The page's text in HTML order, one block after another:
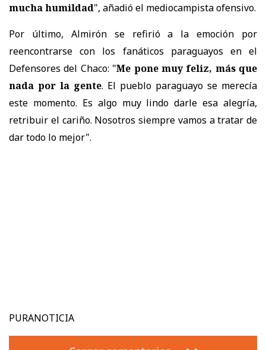
mucha humildad", añadió el mediocampista ofensivo.
Por último, Almirón se refirió a la emoción por
reencontrarse con los fanáticos paraguayos en el
Defensores del Chaco: "Me pone muy feliz, más que
nada por la gente. El pueblo paraguayo se merecía
este momento. Es algo muy lindo darle esa alegría,
retribuir el cariño. Nosotros siempre vamos a tratar de
dar todo lo mejor".
PURANOTICIA